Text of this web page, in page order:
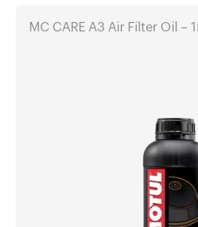
MC CARE A3 Air Filter Oil – 1L